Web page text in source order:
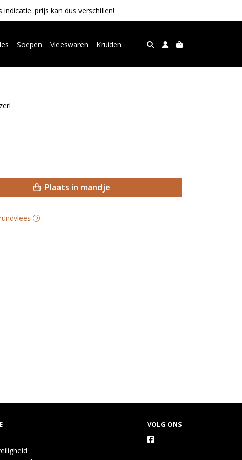
prijs kan dus verschillen!
Soepen Vleeswaren Kruiden
Plaats in mandje
VOLG ONS